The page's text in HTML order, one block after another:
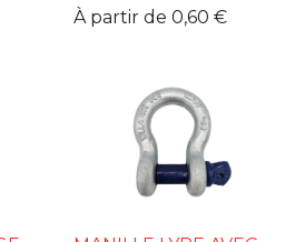
À partir de 0,60 €